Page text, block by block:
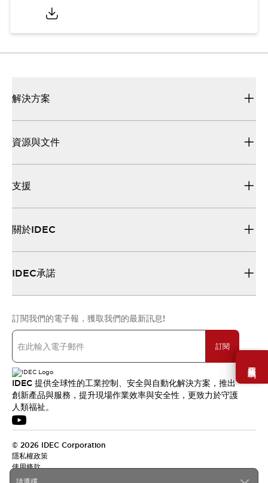
需要幫助嗎？
解決方案
資源與文件
支援
關於IDEC
IDEC承諾
訂閱我們的電子報，獲取我們的最新訊息!
訂閱
IDEC 提供全球性的工業控制、安全與自動化解決方案，推出
創新產品與服務，提升現場作業效率與安全性，更致力於守護
人類福祉。
© 2026 IDEC Corporation
隱私權政策
使用條款